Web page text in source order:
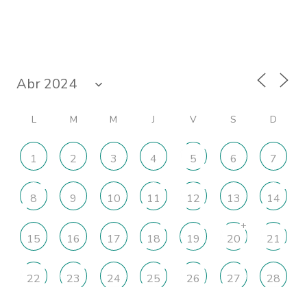
L M M J V S D
1 2 3 4 5 6 7
8 9 10 11 12 13 14
15 16 17 18 19 20
+
21
22 23 24 25 26 27 28